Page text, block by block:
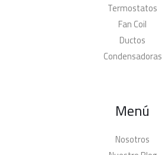
Termostatos
Fan Coil
Ductos
Condensadoras
Menú
Nosotros